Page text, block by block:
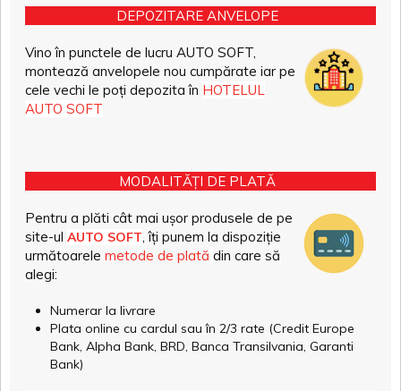
DEPOZITARE ANVELOPE
Vino în punctele de lucru AUTO SOFT,
montează anvelopele nou cumpărate iar pe
cele vechi le poți depozita în HOTELUL
AUTO SOFT
MODALITĂȚI DE PLATĂ
Pentru a plăti cât mai ușor produsele de pe
site-ul AUTO SOFT, îți punem la dispoziție
următoarele metode de plată din care să
alegi:
Numerar la livrare
Plata online cu cardul sau în 2/3 rate (Credit Europe
Bank, Alpha Bank, BRD, Banca Transilvania, Garanti
Bank)